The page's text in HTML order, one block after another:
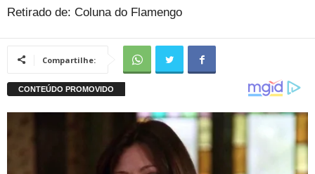
Retirado de: Coluna do Flamengo
Compartilhe: